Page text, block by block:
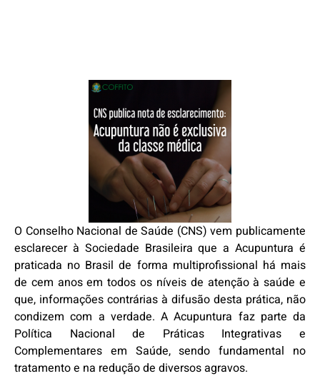
O Conselho Nacional de Saúde (CNS) vem publicamente
esclarecer à Sociedade Brasileira que a Acupuntura é
praticada no Brasil de forma multiprofissional há mais
de cem anos em todos os níveis de atenção à saúde e
que, informações contrárias à difusão desta prática, não
condizem com a verdade. A Acupuntura faz parte da
Política Nacional de Práticas Integrativas e
Complementares em Saúde, sendo fundamental no
tratamento e na redução de diversos agravos.